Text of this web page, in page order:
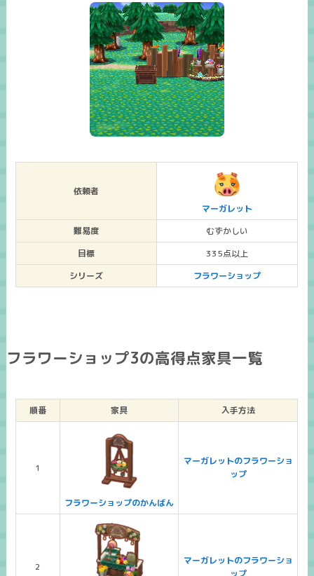
依頼者
マーガレット
難易度
むずかしい
目標
335点以上
シリーズ
フラワーショップ
フラワーショップ3の高得点家具一覧
順番 家具 入手方法
1
フラワーショップのかんばん
マーガレットのフラワーショ
ップ
2
マーガレットのフラワーショ
ップ